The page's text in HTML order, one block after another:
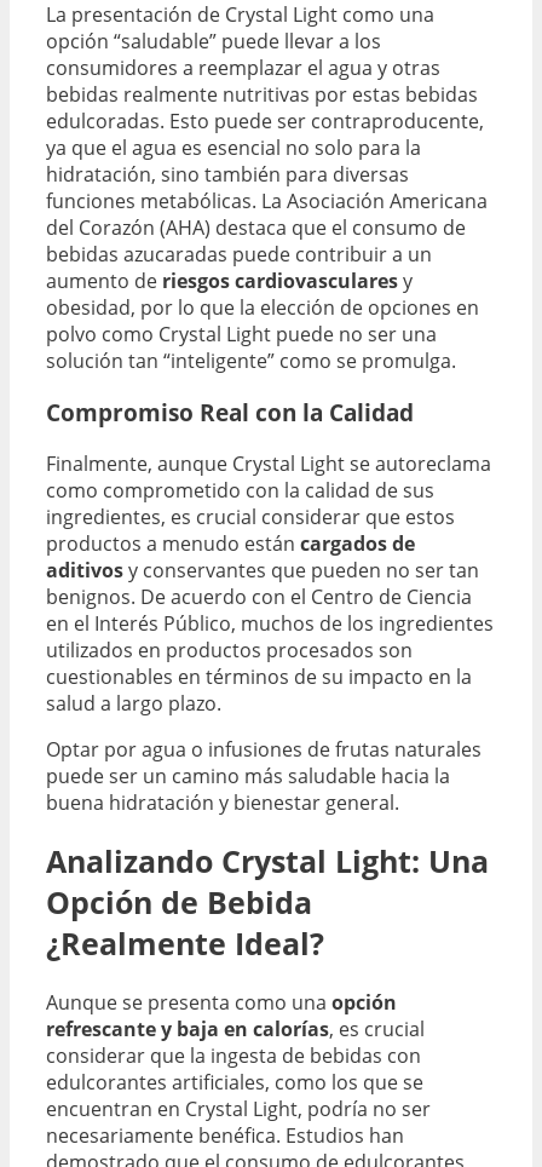
La presentación de Crystal Light como una
opción “saludable” puede llevar a los
consumidores a reemplazar el agua y otras
bebidas realmente nutritivas por estas bebidas
edulcoradas. Esto puede ser contraproducente,
ya que el agua es esencial no solo para la
hidratación, sino también para diversas
funciones metabólicas. La Asociación Americana
del Corazón (AHA) destaca que el consumo de
bebidas azucaradas puede contribuir a un
aumento de riesgos cardiovascularesy
obesidad, por lo que la elección de opciones en
polvo como Crystal Light puede no ser una
solución tan “inteligente” como se promulga.
Compromiso Real con la Calidad
Finalmente, aunque Crystal Light se autoreclama
como comprometido con la calidad de sus
ingredientes, es crucial considerar que estos
productos a menudo están cargados de
aditivosy conservantes que pueden no ser tan
benignos. De acuerdo con el Centro de Ciencia
en el Interés Público, muchos de los ingredientes
utilizados en productos procesados son
cuestionables en términos de su impacto en la
salud a largo plazo.
Optar por agua o infusiones de frutas naturales
puede ser un camino más saludable hacia la
buena hidratación y bienestar general.
Analizando Crystal Light: Una
Opción de Bebida
¿Realmente Ideal?
Aunque se presenta como una opción
refrescante y baja en calorías, es crucial
considerar que la ingesta de bebidas con
edulcorantes artificiales, como los que se
encuentran en Crystal Light, podría no ser
necesariamente benéfica. Estudios han